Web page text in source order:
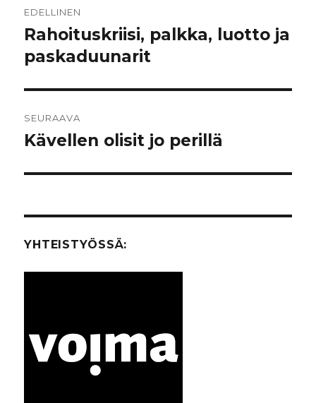
selaus
EDELLINEN
Edellinen
artikkeli:
Rahoituskriisi, palkka, luotto ja
paskaduunarit
SEURAAVA
Seuraava
Kävellen olisit jo perillä
YHTEISTYÖSSÄ: